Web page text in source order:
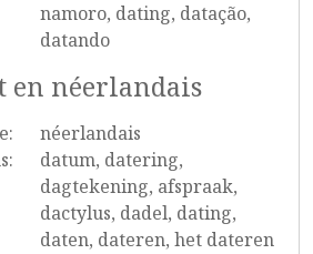
namoro, dating, datação,
datando
en néerlandais
néerlandais
datum, datering,
dagtekening, afspraak,
dactylus, dadel, dating,
daten, dateren, het dateren